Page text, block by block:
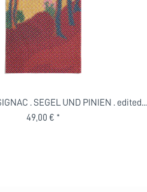
. SEGEL UND PINIEN . edited...
49,00 € *